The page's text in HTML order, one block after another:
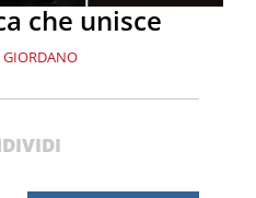
che unisce